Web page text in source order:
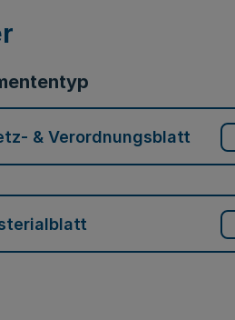
& Verordnungsblatt